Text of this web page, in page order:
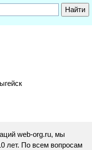
web-org.ru, мы
лет. По всем вопросам